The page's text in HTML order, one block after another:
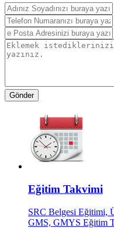
Eğitim Takvimi
SRC Belgesi Eğitimi,
GMS, GMYS Eğitim